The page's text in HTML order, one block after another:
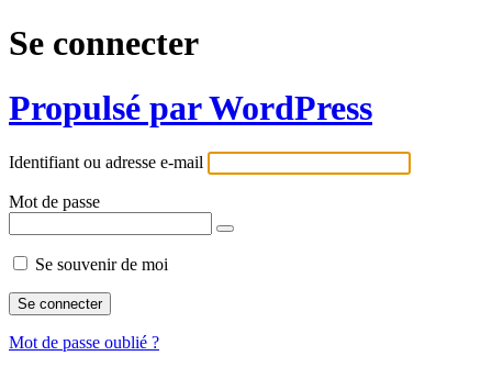
Se connecter
Propulsé par WordPress
Identifiant ou adresse e-mail
Mot de passe
Se souvenir de moi
Mot de passe oublié ?